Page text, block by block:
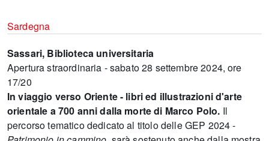
Sardegna
Sassari, Biblioteca universitaria
Apertura straordinaria - sabato 28 settembre 2024, ore
17/20
In viaggio verso Oriente - libri ed illustrazioni d'arte
orientale a 700 anni dalla morte di Marco Polo. Il
percorso tematico dedicato al titolo delle GEP 2024 -